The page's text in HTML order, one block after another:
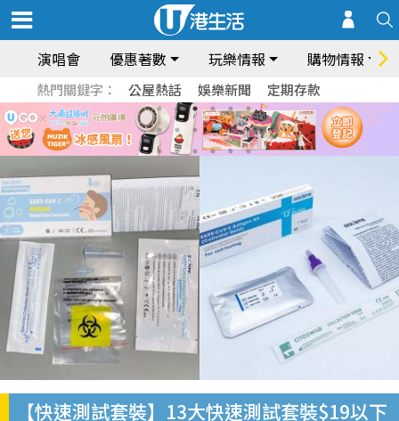
演唱會 優惠著數 玩樂情報 購物情報
熱門關鍵字： 公屋熱話 娛樂新聞 定期存款
【快速測試套裝】13大快速測試套裝$19以下